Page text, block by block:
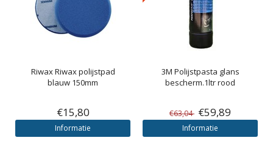
RiwaxRiwax polijstpad
blauw 150mm
€15,80
Informatie
3M Polijstpasta glans
bescherm.1ltr rood
€63,04 €59,89
Informatie